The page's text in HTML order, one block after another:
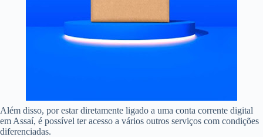
Além disso, por estar diretamente ligado a uma conta corrente digital
em Assaí, é possível ter acesso a vários outros serviços com condições
diferenciadas.